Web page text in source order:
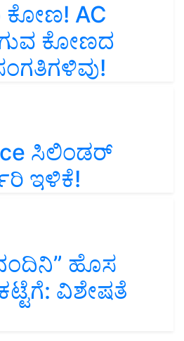
ಕೋಣ! AC
ಕೋಣದ
ಸಿಲಿಂಡರ್‌
ಇಳಿಕೆ!
ಹೊಸ
ವಿಶೇಷತೆ